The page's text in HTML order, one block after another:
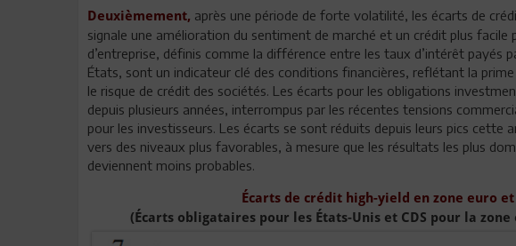
Deuxièmement, après une période de forte volatilité, les écarts de
signale une amélioration du sentiment de marché et un crédit plus facile
d’entreprise, définis comme la différence entre les taux d’intérêt payés
États, sont un indicateur clé des conditions financières, reflétant la
le risque de crédit des sociétés. Les écarts pour les obligations
depuis plusieurs années, interrompus par les récentes tensions
pour les investisseurs. Les écarts se sont réduits depuis leurs pics cette
vers des niveaux plus favorables, à mesure que les résultats les plus
deviennent moins probables.
Écarts de crédit high-yield en zone euro
(Écarts obligataires pour les États-Unis et CDS pour la